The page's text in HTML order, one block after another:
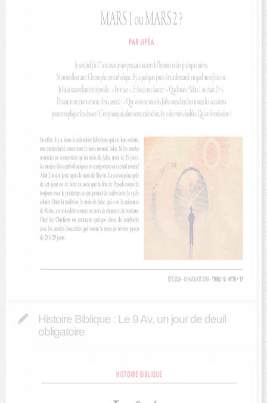
Histoire Biblique : Le 9 Av, un jour de deuil
obligatoire